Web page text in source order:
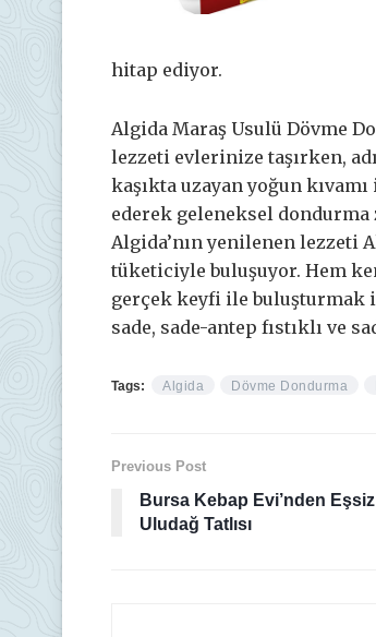
hitap ediyor.
Algida Maraş Usulü Dövme
lezzeti evlerinize taşırken,
kaşıkta uzayan yoğun
ederek geleneksel
Algida’nın yenilenen lezzeti
tüketiciyle buluşuyor. Hem
gerçek keyfi ile buluşturmak
sade, sade-antep fıstıklı ve
Tags: Algida Dövme Dondurma
Previous Post
Bursa Kebap Evi’nden
Uludağ Tatlısı